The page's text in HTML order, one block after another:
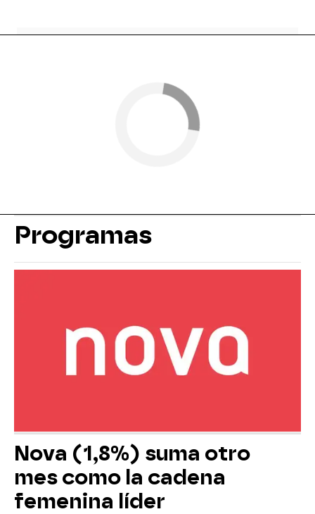
Programas
Nova (1,8%) suma otro
mes como la cadena
femenina líder